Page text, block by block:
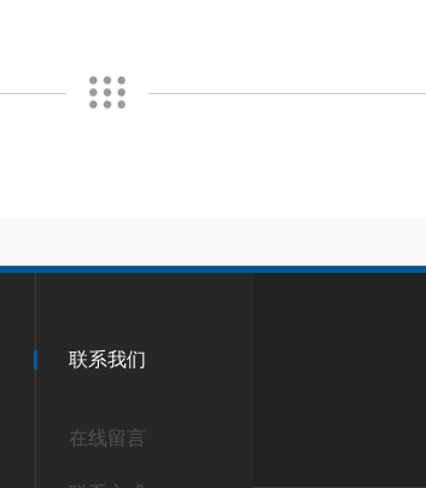
联系我们
在线留言